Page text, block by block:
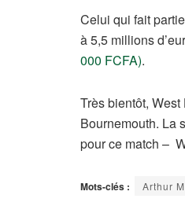
Celui qui fait
à 5,5 millions
000 FCFA).
Très bientôt,
Bournemouth. La
pour ce match –
Mots-clés : Arthur